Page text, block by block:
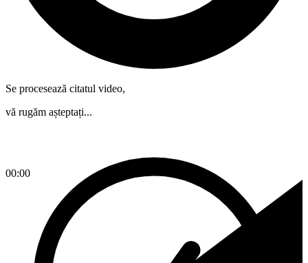
00:00
Se procesează citatul video,
vă rugăm așteptați...